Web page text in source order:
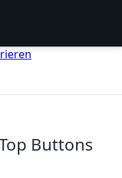
Buttons